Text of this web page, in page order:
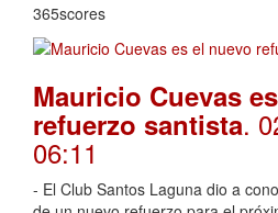
365scores
Mauricio Cuevas
refuerzo santista.
06:11
- El Club Santos Laguna dio a